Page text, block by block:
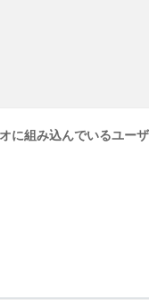
に組み込んでいるユーザ